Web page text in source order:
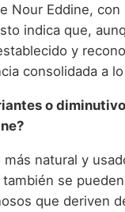
Nour Eddine, con
indica que,
y
consolidada a
o
natural y
se
que deriven